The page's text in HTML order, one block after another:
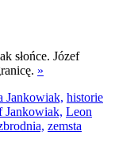
słońce. Józef
»
Jankowiak, historie
Jankowiak, Leon
zemsta